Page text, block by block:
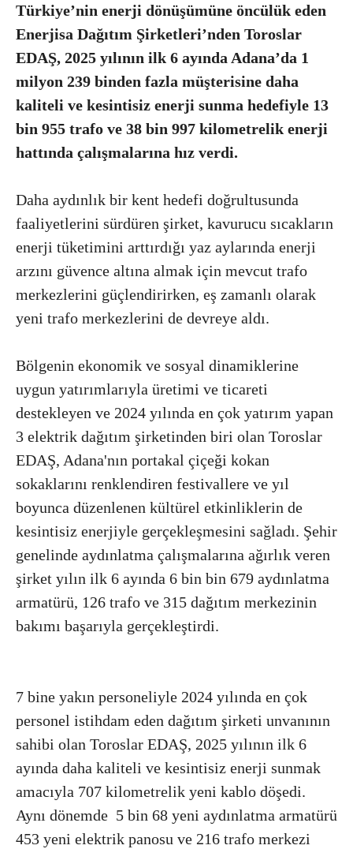
Türkiye’nin enerji dönüşümüne öncülük eden
Enerjisa Dağıtım Şirketleri’nden Toroslar
EDAŞ, 2025 yılının ilk 6 ayında Adana’da 1
milyon 239 binden fazla müşterisine daha
kaliteli ve kesintisiz enerji sunma hedefiyle 13
bin 955 trafo ve 38 bin 997 kilometrelik enerji
hattında çalışmalarına hız verdi.
Daha aydınlık bir kent hedefi doğrultusunda
faaliyetlerini sürdüren şirket, kavurucu sıcakların
enerji tüketimini arttırdığı yaz aylarında enerji
arzını güvence altına almak için mevcut trafo
merkezlerini güçlendirirken, eş zamanlı olarak
yeni trafo merkezlerini de devreye aldı.
Bölgenin ekonomik ve sosyal dinamiklerine
uygun yatırımlarıyla üretimi ve ticareti
destekleyen ve 2024 yılında en çok yatırım yapan
3 elektrik dağıtım şirketinden biri olan Toroslar
EDAŞ, Adana'nın portakal çiçeği kokan
sokaklarını renklendiren festivallere ve yıl
boyunca düzenlenen kültürel etkinliklerin de
kesintisiz enerjiyle gerçekleşmesini sağladı. Şehir
genelinde aydınlatma çalışmalarına ağırlık veren
şirket yılın ilk 6 ayında 6 bin bin 679 aydınlatma
armatürü, 126 trafo ve 315 dağıtım merkezinin
bakımı başarıyla gerçekleştirdi.
7 bine yakın personeliyle 2024 yılında en çok
personel istihdam eden dağıtım şirketi unvanının
sahibi olan Toroslar EDAŞ, 2025 yılının ilk 6
ayında daha kaliteli ve kesintisiz enerji sunmak
amacıyla 707 kilometrelik yeni kablo döşedi.
Aynı dönemde 5 bin 68 yeni aydınlatma armatürü
453 yeni elektrik panosu ve 216 trafo merkezi